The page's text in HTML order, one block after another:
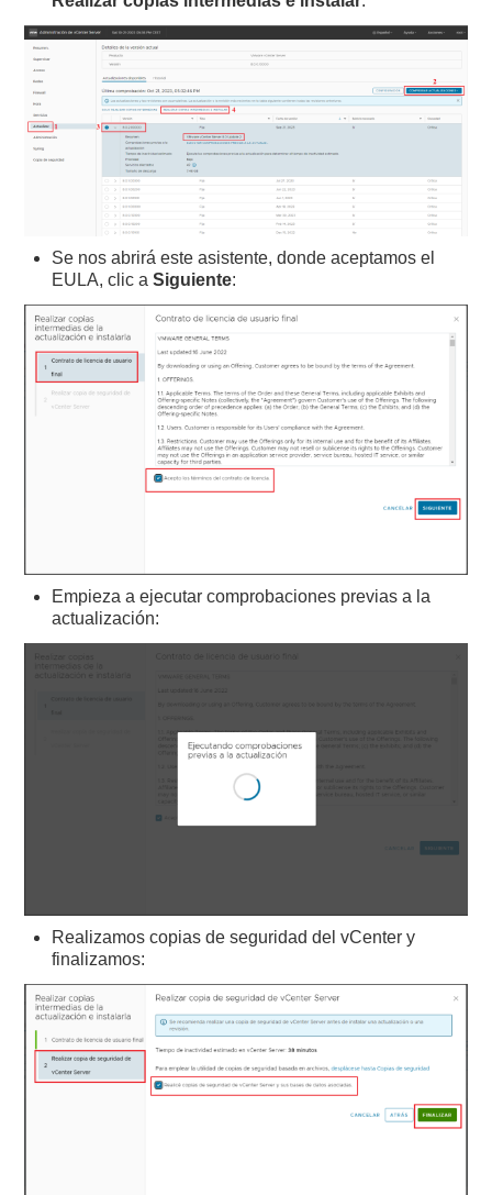
Se nos abrirá este asistente, donde aceptamos el
EULA, clic aSiguiente:
Empieza a ejecutar comprobaciones previas a la
actualización:
Realizamos copias de seguridad del vCenter y
finalizamos: